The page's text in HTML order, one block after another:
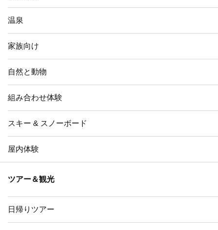
温泉
家族向け
自然と動物
組み合わせ体験
スキー & スノーボード
屋内体験
ツアー＆観光
日帰りツアー